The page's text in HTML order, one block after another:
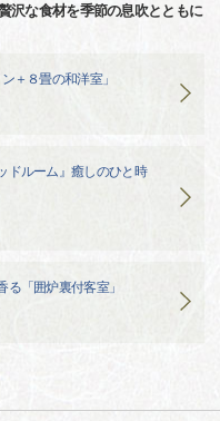
沢な食材を季節の息吹とともに
＋８畳の和洋室」
ドルーム』癒しのひと時
「囲炉裏付客室」